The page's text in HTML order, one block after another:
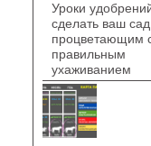
Уроки
сделать ваш сад
процветающим
правильным
ухаживанием